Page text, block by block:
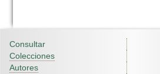
Consultar
Colecciones
Autores